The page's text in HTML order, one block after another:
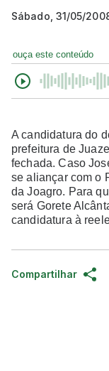
Sábado, 31/05/
ouça este conteúdo
A candidatura do
prefeitura de
fechada. Caso
se aliançar com o
da Joagro. Para
será Gorete
candidatura à
Compartilhar